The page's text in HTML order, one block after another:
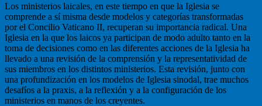
Los ministerios laicales, en este tiempo en que la Iglesia se
comprende a sí misma desde modelos y categorías transformadas
por el Concilio Vaticano II, recuperan su importancia radical. Una
Iglesia en la que los laicos ya participan de modo adulto tanto en la
toma de decisiones como en las diferentes acciones de la Iglesia ha
llevado a una revisión de la comprensión y la representatividad de
sus miembros en los distintos ministerios. Esta revisión, junto con
una profundización en los modelos de Iglesia sinodal, trae muchos
desafíos a la praxis, a la reflexión y a la configuración de los
ministerios en manos de los creyentes.